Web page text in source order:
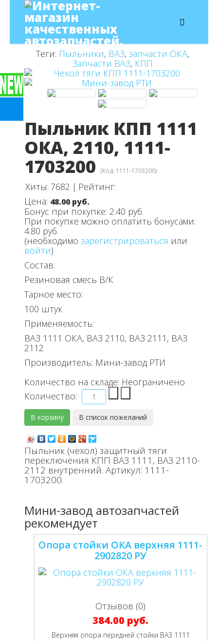
Теги: Пыльники, ВАЗ, запчасти ОКА,
Запчасти ВАЗ, КПП
Пыльник КПП 1111
ОКА, 2110, 1111-
1703200 (Код: 1111-1703200)
Хиты: 7682 | Рейтинг:
Цена: 48.00 руб.
Бонус при покупке: 2.40 руб.
При покупке можно оплатить бонусами:
4.80 руб.
(необходимо зарегистрироваться или
войти)
Состав:
Резиновая смесь В/К
Тарное место:
100 штук
Применяемость:
ВАЗ 1111 ОКА, ВАЗ 2110, ВАЗ 2111, ВАЗ
2112
Производитель: Мини-завод РТИ
Количество на складе: Неограничено
Количество:
Пыльник (чехол) защитный тяги
переключения КПП ВАЗ 1111, ВАЗ 2110-
2112 внутренний. Артикул: 1111-
1703200.
Мини-завод автозапчастей
рекомендует
Опора стойки ОКА верхняя 1111-
2902820 РУ
Отзывов (0)
384.00 руб.
Верхняя опора передней стойки ВАЗ 1111